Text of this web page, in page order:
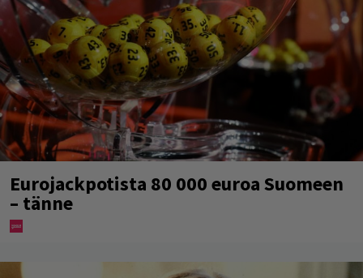
Eurojackpotista 80 000 euroa Suomeen
– tänne